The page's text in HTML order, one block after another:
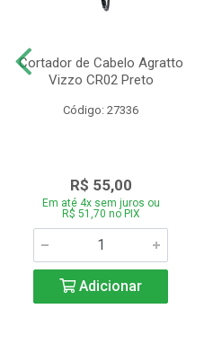
Cortador de Cabelo Agratto
Vizzo CR02 Preto
Código: 27336
R$ 55,00
Em até 4x sem juros ou
R$ 51,70 no PIX
Adicionar